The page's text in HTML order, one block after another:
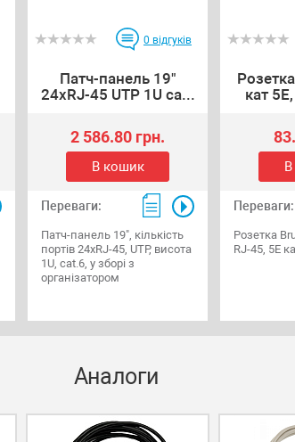
0 відгуків
Патч-панель 19"
24хRJ-45 UTP 1U ca...
2 586.80 грн.
В кошик
Переваги:
Патч-панель 19", кількість
портів 24хRJ-45, UTP, висота
1U, cat.6, у зборі з
організатором
кат
Переваги:
Розетка
RJ-45, 5Е
Аналоги